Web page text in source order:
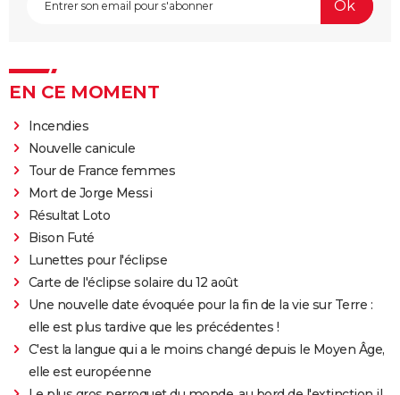
EN CE MOMENT
Incendies
Nouvelle canicule
Tour de France femmes
Mort de Jorge Messi
Résultat Loto
Bison Futé
Lunettes pour l'éclipse
Carte de l'éclipse solaire du 12 août
Une nouvelle date évoquée pour la fin de la vie sur Terre :
elle est plus tardive que les précédentes !
C'est la langue qui a le moins changé depuis le Moyen Âge,
elle est européenne